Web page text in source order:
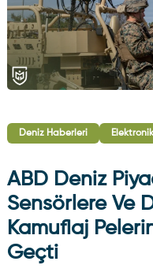
Deniz Haberleri
ABD Deniz
Sensörlere Ve
Kamuflaj
Geçti